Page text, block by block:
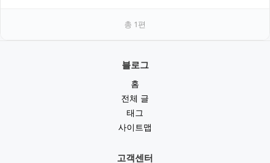
총 1편
블로그
홈
전체 글
태그
사이트맵
고객센터